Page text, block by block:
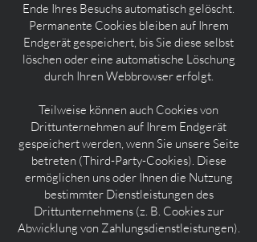
Ende Ihres Besuchs automatisch gelöscht.
Permanente Cookies bleiben auf Ihrem
Endgerät gespeichert, bis Sie diese selbst
löschen oder eine automatische Löschung
durch Ihren Webbrowser erfolgt.
Teilweise können auch Cookies von
Drittunternehmen auf Ihrem Endgerät
gespeichert werden, wenn Sie unsere Seite
betreten (Third-Party-Cookies). Diese
ermöglichen uns oder Ihnen die Nutzung
bestimmter Dienstleistungen des
Drittunternehmens (z. B. Cookies zur
Abwicklung von Zahlungsdienstleistungen).